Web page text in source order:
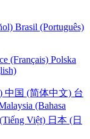
Brasil (Português)
(Français) Polska
中国 (简体中文) 台
(Bahasa
Việt) 日本 (日